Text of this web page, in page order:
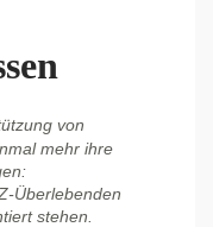
von
mehr ihre
Überlebenden
stehen.